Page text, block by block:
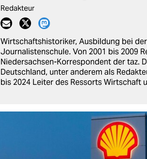
Redakteur
Wirtschaftshistoriker, Ausbildung bei
Journalistenschule. Von 2001 bis 2009
Niedersachsen-Korrespondent der taz.
Deutschland, unter anderem als
bis 2024 Leiter des Ressorts Wirtschaft